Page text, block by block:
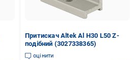
Притискач Altek Al H30 L50 Z-
подібний (3027338365)
оцінити